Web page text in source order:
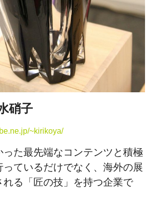
硝子
~kirikoya/
た最先端なコンテンツと積極
っているだけでなく、海外の展
れる「匠の技」を持つ企業で